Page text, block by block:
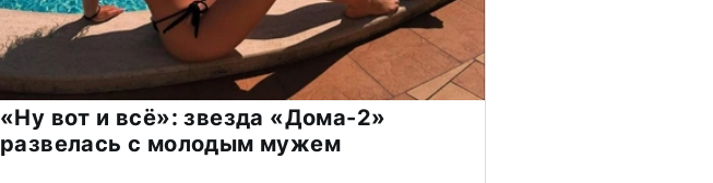
«Ну вот и всё»: звезда «Дома-2»
развелась с молодым мужем